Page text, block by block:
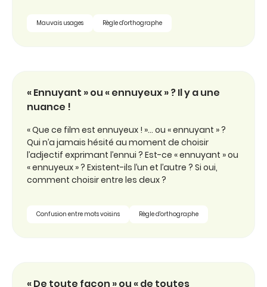
Mauvais usages Règle d'orthographe
« Ennuyant » ou « ennuyeux » ? Il y a une
nuance !
« Que ce film est ennuyeux ! »… ou « ennuyant » ?
Qui n’a jamais hésité au moment de choisir
l’adjectif exprimant l’ennui ? Est-ce « ennuyant » ou
« ennuyeux » ? Existent-ils l’un et l’autre ? Si oui,
comment choisir entre les deux ?
Confusion entre mots voisins Règle d'orthographe
« De toute façon » ou « de toutes